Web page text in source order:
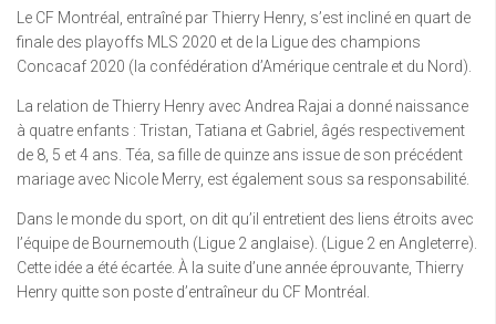
Le CF Montréal, entraîné par Thierry Henry, s’est incliné en quart de
finale des playoffs MLS 2020 et de la Ligue des champions
Concacaf 2020 (la confédération d’Amérique centrale et du Nord).
La relation de Thierry Henry avec Andrea Rajai a donné naissance
à quatre enfants : Tristan, Tatiana et Gabriel, âgés respectivement
de 8, 5 et 4 ans. Téa, sa fille de quinze ans issue de son précédent
mariage avec Nicole Merry, est également sous sa responsabilité.
Dans le monde du sport, on dit qu’il entretient des liens étroits avec
l’équipe de Bournemouth (Ligue 2 anglaise). (Ligue 2 en Angleterre).
Cette idée a été écartée. À la suite d’une année éprouvante, Thierry
Henry quitte son poste d’entraîneur du CF Montréal.